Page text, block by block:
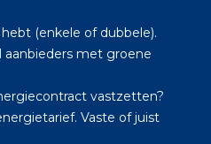
(enkele of dubbele).
aanbieders met groene
vastzetten?
Vaste of juist